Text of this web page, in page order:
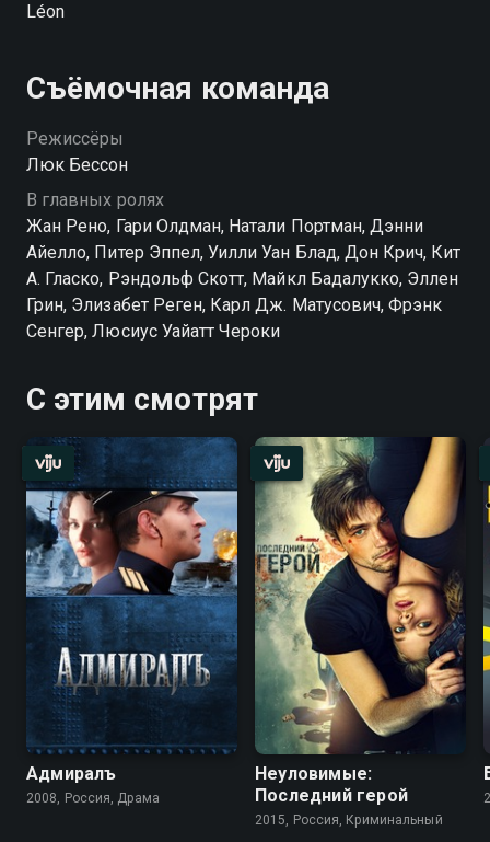
Léon
Съёмочная команда
Режиссёры
Люк Бессон
В главных ролях
Жан Рено, Гари Олдман, Натали Портман, Дэнни
Айелло, Питер Эппел, Уилли Уан Блад, Дон Крич, Кит
А. Гласко, Рэндольф Скотт, Майкл Бадалукко, Эллен
Грин, Элизабет Реген, Карл Дж. Матусович, Фрэнк
Сенгер, Люсиус Уайатт Чероки
С этим смотрят
Адмиралъ
2008, Россия, Драма
Неуловимые:
Последний герой
2015, Россия, Криминальный